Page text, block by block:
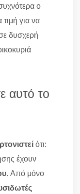
ο
για να
δυσχερή
αυτό το
ότι:
έχουν
. Από μόνο